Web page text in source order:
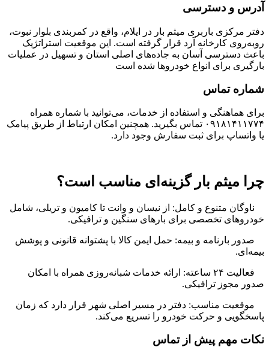
آدرس و دسترسی
دفتر مرکزی باربری میثم بار در ایلام، واقع در کمربندی بلوار نبوت،
روبه‌روی کارخانه آرد قرار گرفته است. این موقعیت استراتژیک
باعث دسترسی آسان به جاده‌های اصلی استان و تسهیل در عملیات
بارگیری برای انواع خودروها شده است
شماره تماس
برای هماهنگی و استفاده از خدمات، می‌توانید با شماره همراه
۰۹۱۸۱۴۱۱۷۷۴ تماس بگیرید. همچنین امکان ارتباط از طریق پیامک
یا واتساپ برای ثبت سفارش وجود دارد.
چرا میثم بار گزینه‌ای مناسب است؟
ناوگان متنوع و کامل: از نیسان و وانت تا کامیون و تریلی، شامل
خودروهای تخصصی برای بارهای سنگین و ترافیکی.
صدور بارنامه و بیمه: حمل ایمن کالا با پشتوانه قانونی و پوشش
بیمه‌ای.
فعالیت ۲۴ ساعته: ارائه خدمات شبانه‌روزی همراه با امکان
صدور مجوز ترافیکی.
موقعیت مناسب: دفتر در مسیر اصلی شهر قرار دارد که زمان
پاسخگویی و حرکت خودرو را تسریع می‌کند.
نکات مهم پیش از تماس